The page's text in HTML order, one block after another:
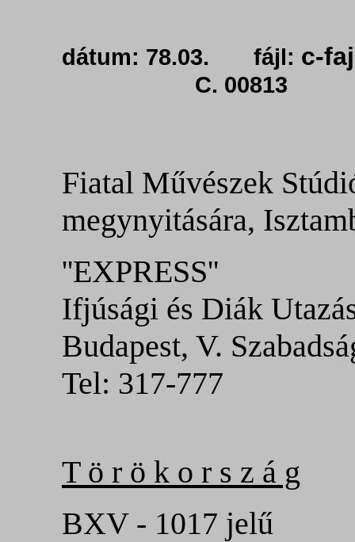
dátum: 78.03. fájl: c-
C. 00813
Fiatal Művészek
megynyitására,
''EXPRESS''
Ifjúsági és Diák
Budapest, V.
Tel: 317-777
T ö r ö k o r s z á g
BXV - 1017 jelű